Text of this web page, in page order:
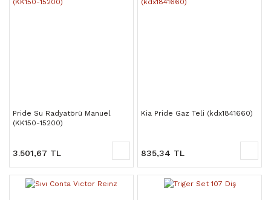
Pride Su Radyatörü Manuel
(KK150-15200)
3.501,67 TL
Kia Pride Gaz Teli (kdx1841660)
835,34 TL